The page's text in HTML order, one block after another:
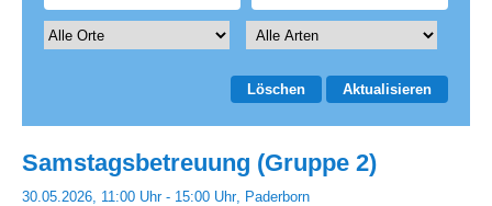
Löschen Aktualisieren
Samstagsbetreuung (Gruppe 2)
30.05.2026, 11:00 Uhr - 15:00 Uhr
Paderborn